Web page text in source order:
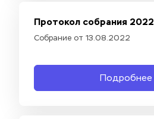
Протокол собрания 2022
Собрание от 13.08.2022
Подробнее